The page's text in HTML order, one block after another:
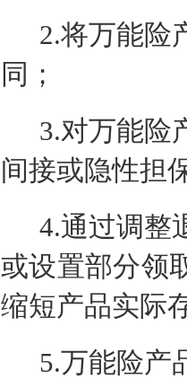
2.将万能险
同；
3.对万能险
间接或隐性担
4.通过调整
或设置部分领
缩短产品实际
5.万能险产